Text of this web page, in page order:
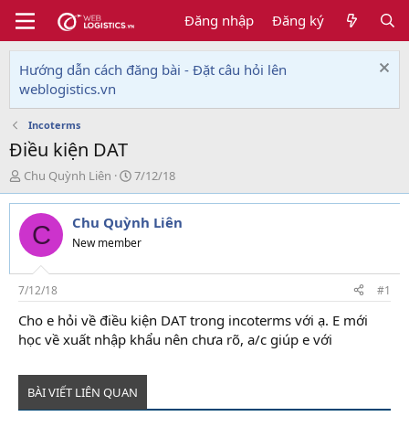
Đăng nhập Đăng ký
Hướng dẫn cách đăng bài - Đặt câu hỏi lên
weblogistics.vn
Incoterms
Điều kiện DAT
T
h
r
e
d
s
t
a
r
t
r
Chu Quỳnh Liên
N
g
à
y
g
i
7/12/18
C Chu Quỳnh Liên
New member
7/12/18 #1
Cho e hỏi về điều kiện DAT trong incoterms với ạ. E mới
học về xuất nhập khẩu nên chưa rõ, a/c giúp e với
BÀI VIẾT LIÊN QUAN